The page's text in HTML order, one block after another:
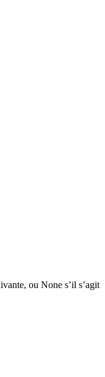
ou None s’il s’agit